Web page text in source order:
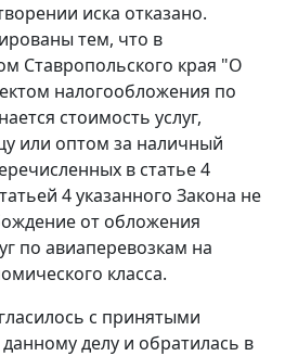
иска отказано.
тем, что в
Ставропольского края "О
налогообложения по
стоимость услуг,
или оптом за наличный
в статье 4
4указанного Закона не
от обложения
по авиаперевозкам на
класса.
с принятыми
делу и обратилась в